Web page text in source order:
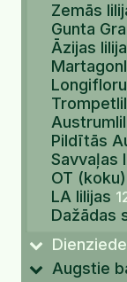
Zemās
Gunta
Āzijas
Pildītās
Savvaļas
OT
LA lilijas
Dažādas
Augstie